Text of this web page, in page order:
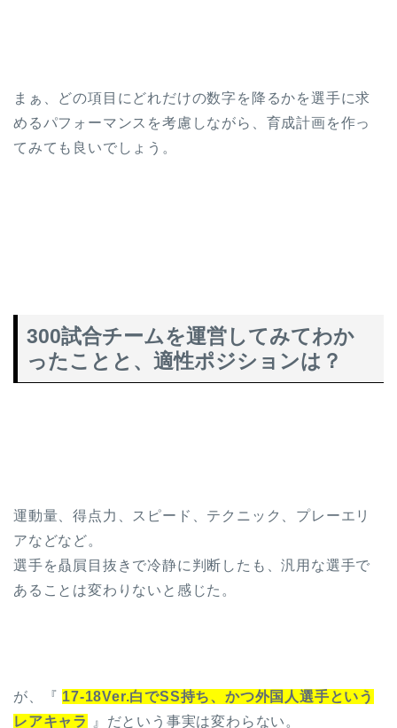
まぁ、どの項目にどれだけの数字を降るかを選手に求
めるパフォーマンスを考慮しながら、育成計画を作っ
てみても良いでしょう。
300試合チームを運営してみてわか
ったことと、適性ポジションは？
運動量、得点力、スピード、テクニック、プレーエリ
アなどなど。
選手を贔屓目抜きで冷静に判断したも、汎用な選手で
あることは変わりないと感じた。
が、『 17-18Ver.白でSS持ち、かつ外国人選手という
レアキャラ
』だという事実は変わらない。